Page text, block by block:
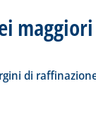
'Margini
di